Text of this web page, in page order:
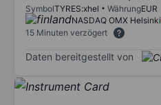
SymbolTYRES:xhel WährungEUR
NASDAQ OMX Helsinki
15 Minuten verzögert
Daten bereitgestellt von